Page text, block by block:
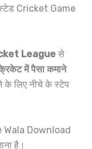
Cricket Game
League से
में पैसा कमाने
के लिए नीचे के स्टेप
Wala Download
है।